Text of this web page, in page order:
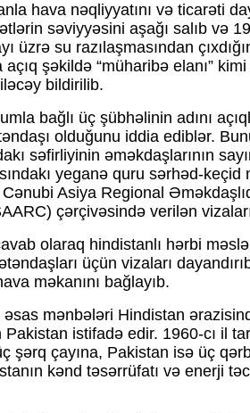
hava nəqliyyatını və ticarəti
səviyyəsini aşağı salıb və
üzrə su razılaşmasından
şəkildə “müharibə elanı”
bildirilib.
bağlı üç şübhəlinin adını
olduğunu iddia ediblər.
səfirliyinin əməkdaşlarının
yeganə quru sərhəd-
Cənubi Asiya Regional
çərçivəsində verilən
olaraq hindistanlı hərbi
üçün vizaları
məkanını bağlayıb.
mənbələri Hindistan
istifadə edir. 1960-cı il
şərq çayına, Pakistan isə üç
kənd təsərrüfatı və enerji